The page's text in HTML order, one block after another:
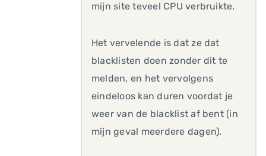
mijn site teveel CPU verbruikte.
Het vervelende is dat ze dat
blacklisten doen zonder dit te
melden, en het vervolgens
eindeloos kan duren voordat je
weer van de blacklist af bent (in
mijn geval meerdere dagen).